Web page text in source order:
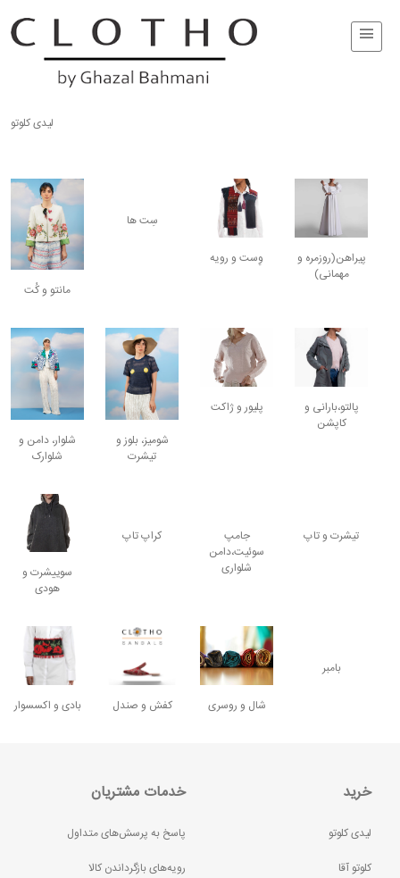
لیدی کلوتو
مانتو و کُت
سِت ها
وِست و رویه
پیراهن(روزمره و
مهمانی)
شلوار، دامن و
شلوارک
شومیز، بلوز و
تیشرت
پلیور و ژاکت
پالتو،بارانی و
کاپشن
سوییشرت و
هودی
کراپ تاپ
جامپ
سوئیت،دامن
شلواری
تیشرت و تاپ
بادی و اکسسوار کفش و صندل شال و روسری
بامبر
خرید
لیدی کلوتو
کلوتو آقا
خدمات مشتریان
پاسخ به پرسش‌های متداول
رویه‌های بازگرداندن کالا